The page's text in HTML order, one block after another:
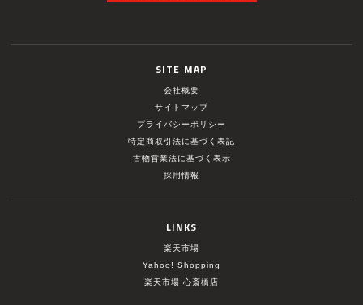
SITE MAP
会社概要
サイトマップ
プライバシーポリシー
特定商取引法に基づく表記
古物営業法に基づく表示
採用情報
LINKS
楽天市場
Yahoo! Shopping
楽天市場 心斎橋店